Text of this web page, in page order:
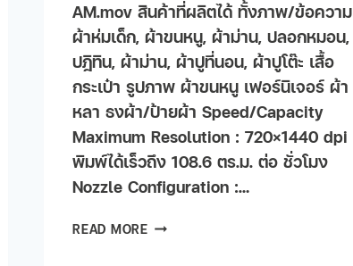
AM.mov สินค้าที่ผลิตได้ ทั้งภาพ/ข้อความ
ผ้าห่มเด็ก, ผ้าขนหนู, ผ้าม่าน, ปลอกหมอน,
ปฎิทิน, ผ้าม่าน, ผ้าปูที่นอน, ผ้าปูโต๊ะ เสื้อ
กระเป๋า รูปภาพ ผ้าขนหนู เฟอร์นิเจอร​์ ผ้า
หลา ธงผ้า/ป้ายผ้า Speed/Capacity
Maximum Resolution : 720×1440 dpi
พิมพ์ได้เร็วถึง 108.6 ตร.ม. ต่อ ชั่วโมง
Nozzle Configuration :…
READ MORE